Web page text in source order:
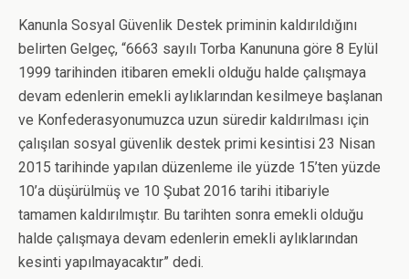
Kanunla Sosyal Güvenlik Destek priminin kaldırıldığını
belirten Gelgeç, “6663 sayılı Torba Kanununa göre 8 Eylül
1999 tarihinden itibaren emekli olduğu halde çalışmaya
devam edenlerin emekli aylıklarından kesilmeye başlanan
ve Konfederasyonumuzca uzun süredir kaldırılması için
çalışılan sosyal güvenlik destek primi kesintisi 23 Nisan
2015 tarihinde yapılan düzenleme ile yüzde 15’ten yüzde
10’a düşürülmüş ve 10 Şubat 2016 tarihi itibariyle
tamamen kaldırılmıştır. Bu tarihten sonra emekli olduğu
halde çalışmaya devam edenlerin emekli aylıklarından
kesinti yapılmayacaktır” dedi.